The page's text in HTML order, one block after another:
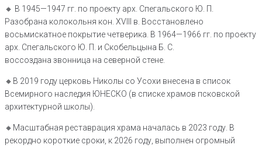
🔸 В 1945—1947 гг. по проекту арх. Спегальского Ю. П.
Разобрана колокольня кон. XVIII в. Восстановлено
восьмискатное покрытие четверика. В 1964—1966 гг. по проекту
арх. Спегальского Ю. П. и Скобельцына Б. С.
воссоздана звонница на северной стене.
🔸В 2019 году церковь Николы со Усохи внесена в список
Всемирного наследия ЮНЕСКО (в списке храмов псковской
архитектурной школы).
🔸Масштабная реставрация храма началась в 2023 году. В
рекордно короткие сроки, к 2026 году, выполнен огромный